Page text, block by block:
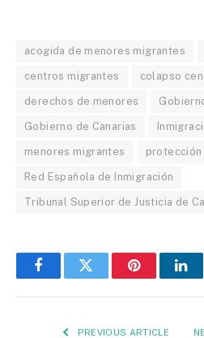
acogida de menores migrantes
centros migrantes colapso
derechos de menores
Gobierno de Canarias
menores migrantes protección
Red Española de Inmigración
Tribunal Superior de Justicia de
FacebookTwitter Pinterest
PREVIOUS ARTICLE